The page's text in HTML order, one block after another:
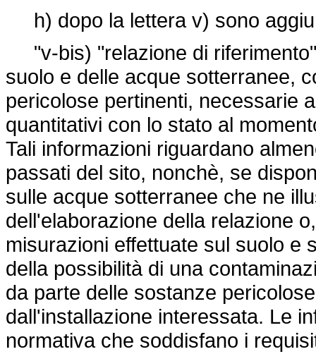
h) dopo la lettera v) sono
"v-bis) "relazione di
suolo e delle acque sotterranee,
pericolose pertinenti, necessarie
quantitativi con lo stato al
Tali informazioni riguardano
passati del sito, nonchè, se
sulle acque sotterranee che ne
dell'elaborazione della relazione
misurazioni effettuate sul suolo e
della possibilità di una
da parte delle sostanze
dall'installazione interessata. Le
normativa che soddisfano i